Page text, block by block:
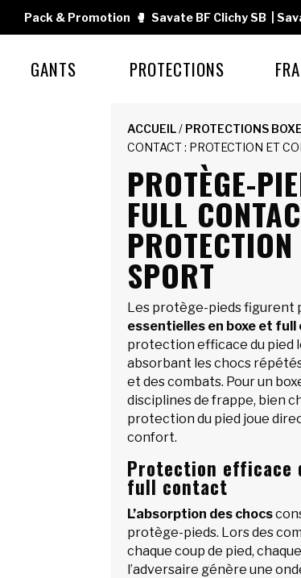
Pack & Promotion 🥊 Savate BF Clichy SB
GANTS PROTECTIONS
ACCUEIL/ PROTECTIONS BOXE
CONTACT : PROTECTION ET
PROTÈGE-
FULL
SPORT
Les protège-pieds figurent
essentielles en boxe et
protection efficace du pied
absorbant les chocs
et des combats. Pour un
disciplines de frappe, bien
protection du pied joue
confort.
Protection efficace
full contact
L’absorption des chocs
protège-pieds. Lors des
chaque coup de pied,
l’adversaire génère une